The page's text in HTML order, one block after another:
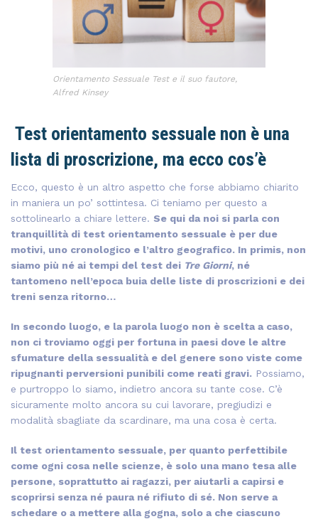
Orientamento Sessuale Test e il suo fautore,
Alfred Kinsey
Test orientamento sessuale non è una
lista di proscrizione, ma ecco cos’è
Ecco, questo è un altro aspetto che forse abbiamo chiarito
in maniera un po’ sottintesa. Ci teniamo per questo a
sottolinearlo a chiare lettere. Se qui da noi si parla con
tranquillità di test orientamento sessuale è per due
motivi, uno cronologico e l’altro geografico. In primis, non
siamo più né ai tempi del test dei Tre Giorni, né
tantomeno nell’epoca buia delle liste di proscrizioni e dei
treni senza ritorno…
In secondo luogo, e la parola luogo non è scelta a caso,
non ci troviamo oggi per fortuna in paesi dove le altre
sfumature della sessualità e del genere sono viste come
ripugnanti perversioni punibili come reati gravi. Possiamo,
e purtroppo lo siamo, indietro ancora su tante cose. C’è
sicuramente molto ancora su cui lavorare, pregiudizi e
modalità sbagliate da scardinare, ma una cosa è certa.
Il test orientamento sessuale, per quanto perfettibile
come ogni cosa nelle scienze, è solo una mano tesa alle
persone, soprattutto ai ragazzi, per aiutarli a capirsi e
scoprirsi senza né paura né rifiuto di sé. Non serve a
schedare o a mettere alla gogna, solo a che ciascuno